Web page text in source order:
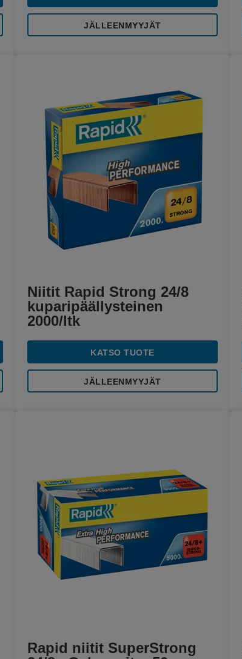
JÄLLEENMYYJÄT
Niitit Rapid Strong 24/8
kuparipäällysteinen
2000/ltk
KATSO TUOTE
JÄLLEENMYYJÄT
Rapid niitit SuperStrong